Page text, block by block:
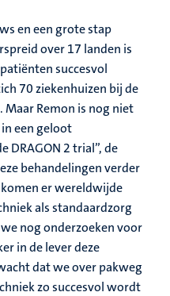
en een grote stap
over 17 landen is
succesvol
70 ziekenhuizen bij de
Remon is nog niet
een geloot
DRAGON 2 trial”, de
behandelingen verder
er wereldwijde
als standaardzorg
nog onderzoeken voor
in de lever deze
dat we over pakweg
zo succesvol wordt